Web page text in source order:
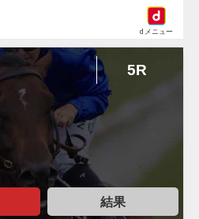
dメニュー
5R
結果